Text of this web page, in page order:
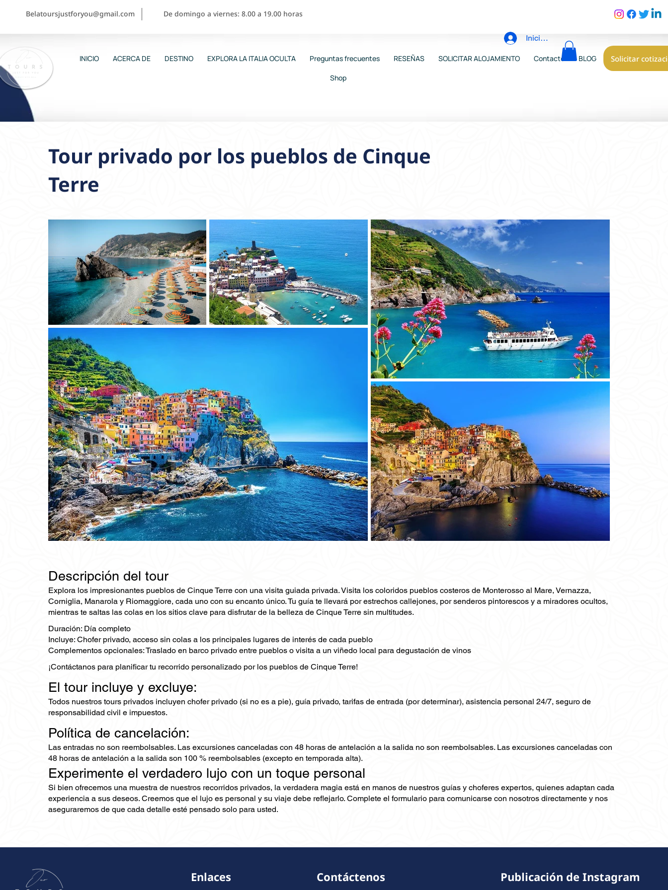
Belatoursjustforyou@gmail.com De domingo a viernes: 8.00 a 19.00 horas
INICIO ACERCA DE DESTINO EXPLORA LA ITALIA OCULTA Preguntas frecuentes RESEÑAS SOLICITAR ALOJAMIENTO Contacto BLOG
Shop
Solicitar
Iniciar sesión
Tour privado por los pueblos de Cinque
Terre
Descripción del tour
Explora los impresionantes pueblos de Cinque Terre con una visita guiada privada. Visita los coloridos pueblos costeros de Monterosso al Mare, Vernazza,
Corniglia, Manarola y Riomaggiore, cada uno con su encanto único. Tu guía te llevará por estrechos callejones, por senderos pintorescos y a miradores ocultos,
mientras te saltas las colas en los sitios clave para disfrutar de la belleza de Cinque Terre sin multitudes.
Duración: Día completo
Incluye: Chofer privado, acceso sin colas a los principales lugares de interés de cada pueblo
Complementos opcionales: Traslado en barco privado entre pueblos o visita a un viñedo local para degustación de vinos
¡Contáctanos para planificar tu recorrido personalizado por los pueblos de Cinque Terre!
El tour incluye y excluye:
Todos nuestros tours privados incluyen chofer privado (si no es a pie), guía privado, tarifas de entrada (por determinar), asistencia personal 24/7, seguro de
responsabilidad civil e impuestos.
Política de cancelación:
Las entradas no son reembolsables. Las excursiones canceladas con 48 horas de antelación a la salida no son reembolsables. Las excursiones canceladas con
48 horas de antelación a la salida son 100 % reembolsables (excepto en temporada alta).
Experimente el verdadero lujo con un toque personal
Si bien ofrecemos una muestra de nuestros recorridos privados, la verdadera magia está en manos de nuestros guías y choferes expertos, quienes adaptan cada
experiencia a sus deseos. Creemos que el lujo es personal y su viaje debe reflejarlo. Complete el formulario para comunicarse con nosotros directamente y nos
aseguraremos de que cada detalle esté pensado solo para usted.
Enlaces Contáctenos Publicación de Instagram